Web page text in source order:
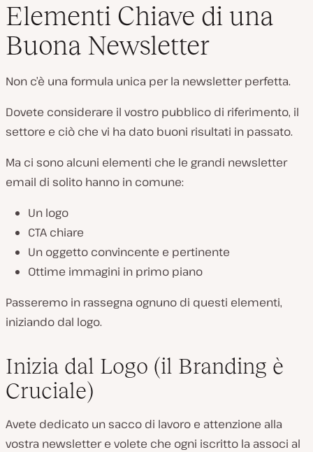
Elementi Chiave di una
Buona Newsletter
Non c’è una formula unica per la newsletter perfetta.
Dovete considerare il vostro pubblico di riferimento, il
settore e ciò che vi ha dato buoni risultati in passato.
Ma ci sono alcuni elementi che le grandi newsletter
email di solito hanno in comune:
Un logo
CTA chiare
Un oggetto convincente e pertinente
Ottime immagini in primo piano
Passeremo in rassegna ognuno di questi elementi,
iniziando dal logo.
Inizia dal Logo (il Branding è
Cruciale)
Avete dedicato un sacco di lavoro e attenzione alla
vostra newsletter e volete che ogni iscritto la associ al